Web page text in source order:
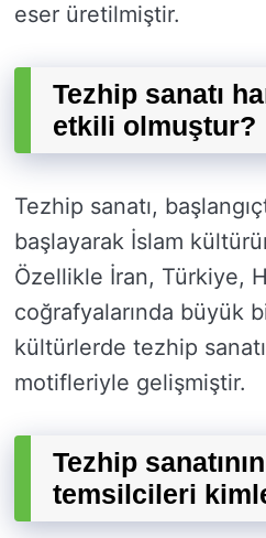
eser üretilmiştir.
Tezhip sanatı
etkili olmuştur?
Tezhip sanatı,
başlayarak İslam
Özellikle İran, Türkiye,
coğrafyalarında büyük
kültürlerde tezhip
motifleriyle gelişmiştir.
Tezhip
temsilcileri